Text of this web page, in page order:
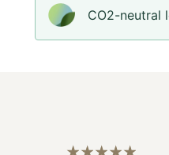
CO2-neutral